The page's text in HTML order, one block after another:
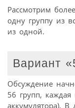
Рассмотрим
одну группу из
из одной.
Вариант
Обсуждение
56 групп,
аккумулятора).